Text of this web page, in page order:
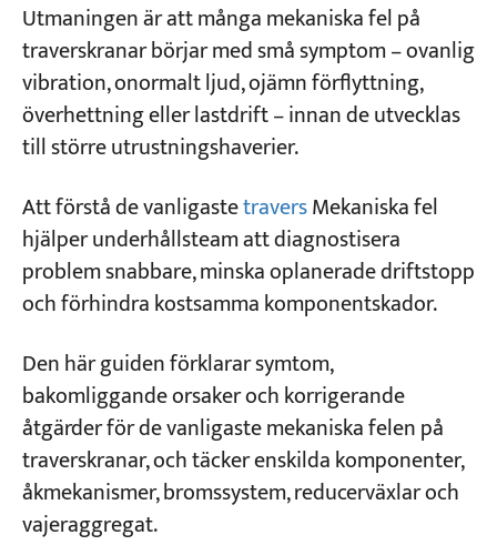
Projekt
Bloggar
Nyheter
Applikationer
Kontakta oss
Behöver du experthjälp för vanliga
mekaniska fel på traverskranar?
Utmaningen är att många mekaniska fel på
traverskranar börjar med små symptom – ovanlig
vibration, onormalt ljud, ojämn förflyttning,
överhettning eller lastdrift – innan de utvecklas
till större utrustningshaverier.
Att förstå de vanligastetraversMekaniska fel
hjälper underhållsteam att diagnostisera
problem snabbare, minska oplanerade driftstopp
och förhindra kostsamma komponentskador.
Den här guiden förklarar symtom,
bakomliggande orsaker och korrigerande
åtgärder för de vanligaste mekaniska felen på
traverskranar, och täcker enskilda komponenter,
åkmekanismer, bromssystem, reducerväxlar och
vajeraggregat.